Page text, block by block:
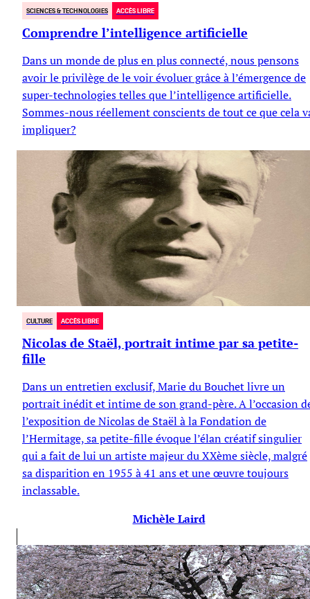
SCIENCES & TECHNOLOGIES ACCÈS LIBRE
Comprendre l’intelligence artificielle
Dans un monde de plus en plus connecté, nous pensons
avoir le privilège de le voir évoluer grâce à l’émergence de
super-technologies telles que l’intelligence artificielle.
Sommes-nous réellement conscients de tout ce que cela
impliquer?
Vanessa Horisberger
CULTURE ACCÈS LIBRE
Nicolas de Staël, portrait intime par sa petite-
fille
Dans un entretien exclusif, Marie du Bouchet livre un
portrait inédit et intime de son grand-père. A l’occasion
l’exposition de Nicolas de Staël à la Fondation de
l’Hermitage, sa petite-fille évoque l’élan créatif singulier
qui a fait de lui un artiste majeur du XXème siècle, malgré
sa disparition en 1955 à 41 ans et une œuvre toujours
inclassable.
Michèle Laird